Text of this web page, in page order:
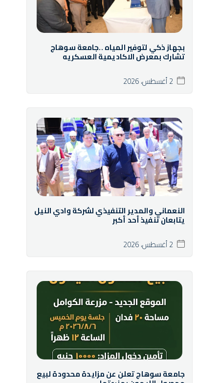
بجهاز ذكي لتوفير المياه ..جامعة سوهاج
تشارك بمعرض الاكاديمية العسكريه
2 أغسطس، 2026
النعماني والمدير التنفيذي لشركة وادي النيل
يتابعان تنفيذ أحد أكبر
2 أغسطس، 2026
جامعة سوهاج تعلن عن مزايدة محدودة لبيع